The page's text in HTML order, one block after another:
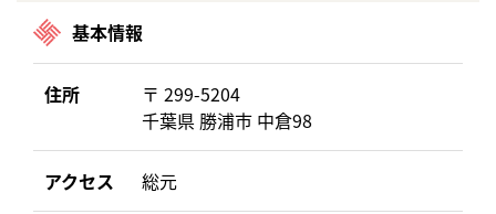
基本情報
住所
〒 299-5204
千葉県 勝浦市 中倉98
アクセス 総元